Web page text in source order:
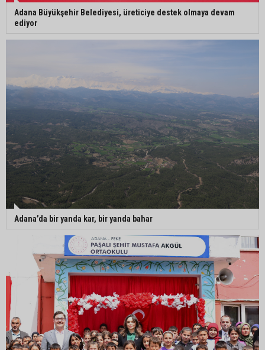
Adana Büyükşehir Belediyesi, üreticiye destek olmaya devam
ediyor
Adana’da bir yanda kar, bir yanda bahar